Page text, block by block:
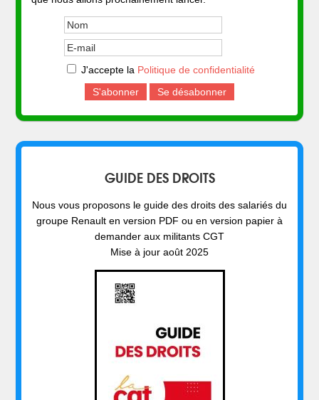
J'accepte la Politique de confidentialité
GUIDE DES DROITS
Nous vous proposons le guide des droits des salariés du
groupe Renault en version PDF ou en version papier à
demander aux militants CGT
Mise à jour août 2025